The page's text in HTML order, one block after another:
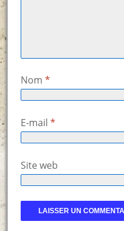
Nom *
E-mail *
Site web